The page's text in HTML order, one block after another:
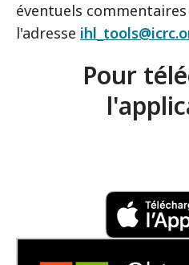
éventuels
l'adresse
Pour